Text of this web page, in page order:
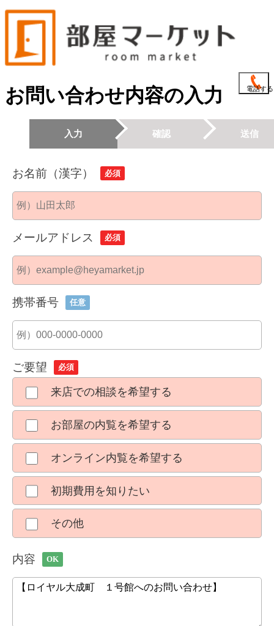
電話する
お問い合わせ内容の入力
入力 確認 送信
お名前（漢字） 必須
メールアドレス 必須
携帯番号 任意
ご要望 必須
来店での相談を希望する
お部屋の内覧を希望する
オンライン内覧を希望する
初期費用を知りたい
その他
内容 OK